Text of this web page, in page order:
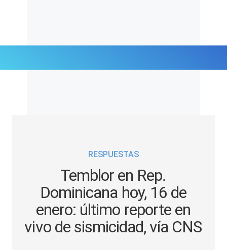
Tendencias Mix
Sports
RESPUESTAS
Temblor en Rep.
Dominicana hoy, 16 de
enero: último reporte en
vivo de sismicidad, vía CNS